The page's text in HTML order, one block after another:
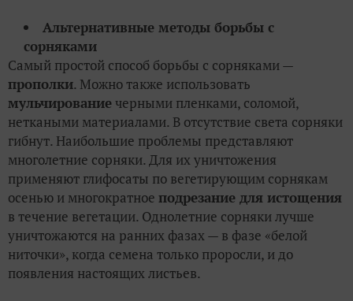
Альтернативные методы борьбы с
сорняками
Самый простой способ борьбы с сорняками —
прополки. Можно также использовать
мульчированиечерными пленками, соломой,
неткаными материалами. В отсутствие света сорняки
гибнут. Наибольшие проблемы представляют
многолетние сорняки. Для их уничтожения
применяют глифосаты по вегетирующим сорнякам
осенью и многократное подрезание для истощения
в течение вегетации. Однолетние сорняки лучше
уничтожаются на ранних фазах — в фазе «белой
ниточки», когда семена только проросли, и до
появления настоящих листьев.